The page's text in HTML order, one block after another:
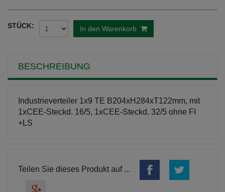
STÜCK: In den Warenkorb
BESCHREIBUNG
Industrieverteiler 1x9 TE B204xH284xT122mm, mit
1xCEE-Steckd. 16/5, 1xCEE-Steckd. 32/5 ohne FI
+LS
Teilen Sie dieses Produkt auf ...